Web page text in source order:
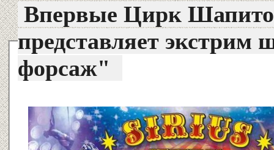
Впервые Цирк
представляет
форсаж"